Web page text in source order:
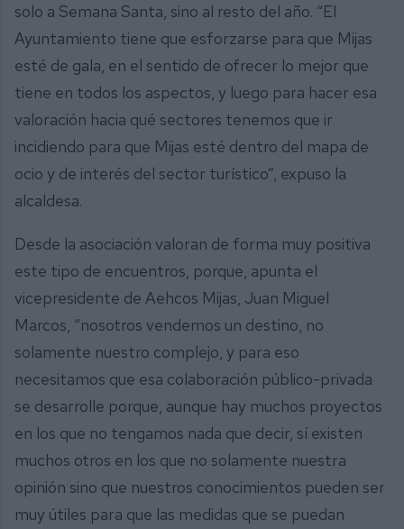
solo a Semana Santa, sino al resto del año. “El
Ayuntamiento tiene que esforzarse para que Mijas
esté de gala, en el sentido de ofrecer lo mejor que
tiene en todos los aspectos, y luego para hacer esa
valoración hacia qué sectores tenemos que ir
incidiendo para que Mijas esté dentro del mapa de
ocio y de interés del sector turístico”, expuso la
alcaldesa.
Desde la asociación valoran de forma muy positiva
este tipo de encuentros, porque, apunta el
vicepresidente de Aehcos Mijas, Juan Miguel
Marcos, “nosotros vendemos un destino, no
solamente nuestro complejo, y para eso
necesitamos que esa colaboración público-privada
se desarrolle porque, aunque hay muchos proyectos
en los que no tengamos nada que decir, sí existen
muchos otros en los que no solamente nuestra
opinión sino que nuestros conocimientos pueden ser
muy útiles para que las medidas que se puedan